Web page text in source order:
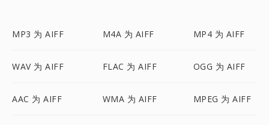
MP3 为 AIFF M4A 为 AIFF MP4 为 AIFF
WAV 为 AIFF FLAC 为 AIFF OGG 为 AIFF
AAC 为 AIFF WMA 为 AIFF MPEG 为 AIFF